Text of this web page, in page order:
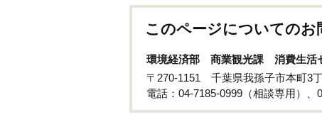
このページについてのお
環境経済部 商業観光課 消費生活
〒270-1151 千葉県我孫子市本町3
電話：04-7185-0999（相談専用）